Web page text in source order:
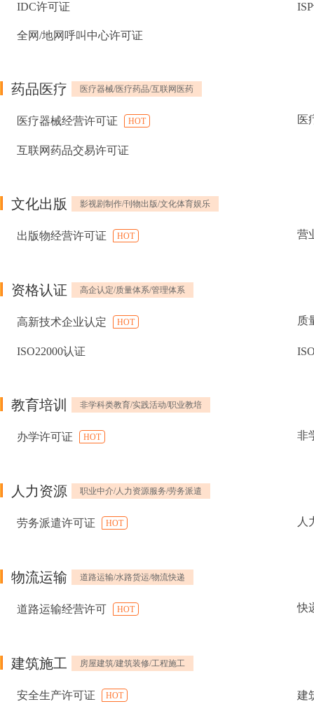
IDC许可证
全网/地网呼叫中心许可证
药品医疗 医疗器械/医疗药品/互联网医药
医疗器械经营许可证 HOT 医
互联网药品交易许可证
文化出版 影视剧制作/刊物出版/文化体育娱乐
出版物经营许可证 HOT 营
资格认证 高企认定/质量体系/管理体系
高新技术企业认定 HOT 质
ISO22000认证
教育培训 非学科类教育/实践活动/职业教培
办学许可证 HOT 非
人力资源 职业中介/人力资源服务/劳务派遣
劳务派遣许可证 HOT 人
物流运输 道路运输/水路货运/物流快递
道路运输经营许可 HOT 快
建筑施工 房屋建筑/建筑装修/工程施工
安全生产许可证 HOT 建